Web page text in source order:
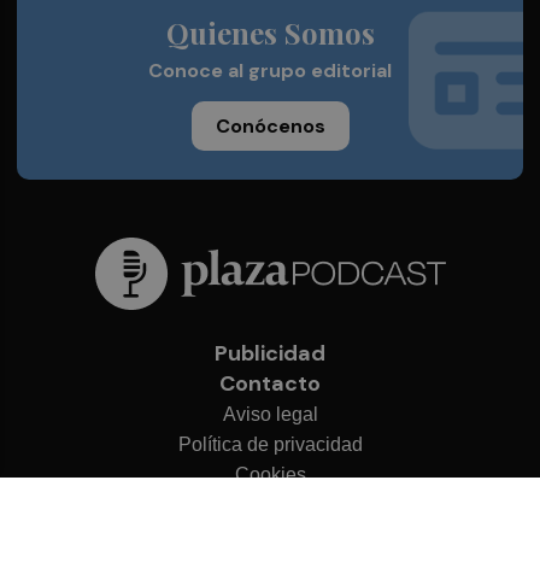
Quienes Somos
Conoce al grupo editorial
Conócenos
Publicidad
Contacto
Aviso legal
Política de privacidad
Cookies